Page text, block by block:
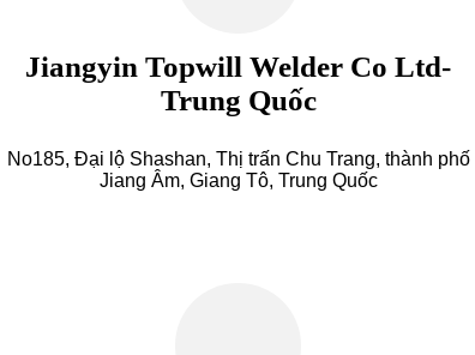
Jiangyin Topwill Welder Co Ltd-
Trung Quốc
No185, Đại lộ Shashan, Thị trấn Chu Trang, thành phố
Jiang Âm, Giang Tô, Trung Quốc